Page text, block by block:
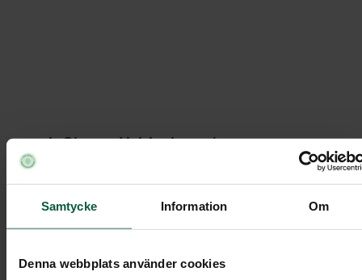
Samtycke Information Om
Denna webbplats använder cookies
J. Olssons Helsingborg /
Begravningsblommor /
Hjärta - Blommande kärlek, större